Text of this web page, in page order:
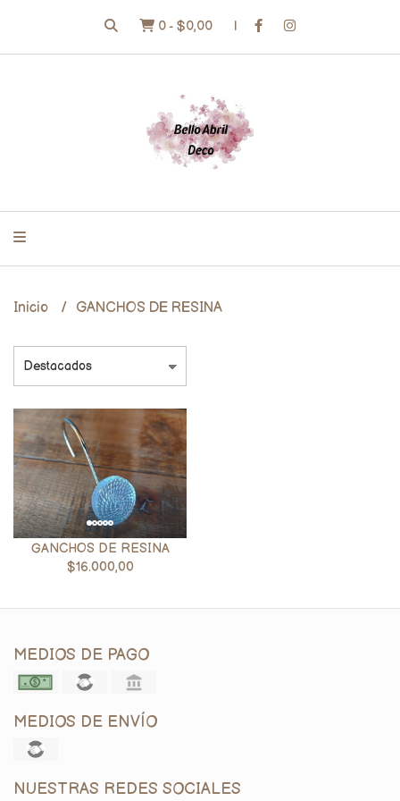
0 - $0,00
Inicio GANCHOS DE RESINA
GANCHOS DE RESINA
$16.000,00
MEDIOS DE PAGO
MEDIOS DE ENVÍO
NUESTRAS REDES SOCIALES